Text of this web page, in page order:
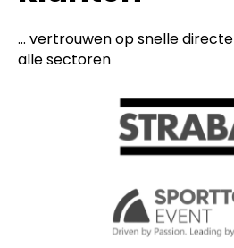
... vertrouwen op snelle
alle sectoren